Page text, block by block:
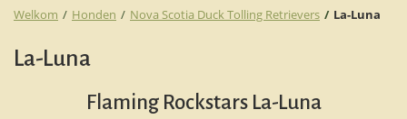
Welkom Honden Nova Scotia Duck Tolling Retrievers La-Luna
La-Luna
Flaming Rockstars La-Luna